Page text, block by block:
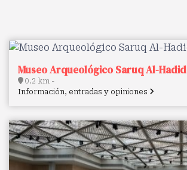
Museo Arqueológico Saruq Al-Hadid
0.2 km -
Información, entradas y opiniones